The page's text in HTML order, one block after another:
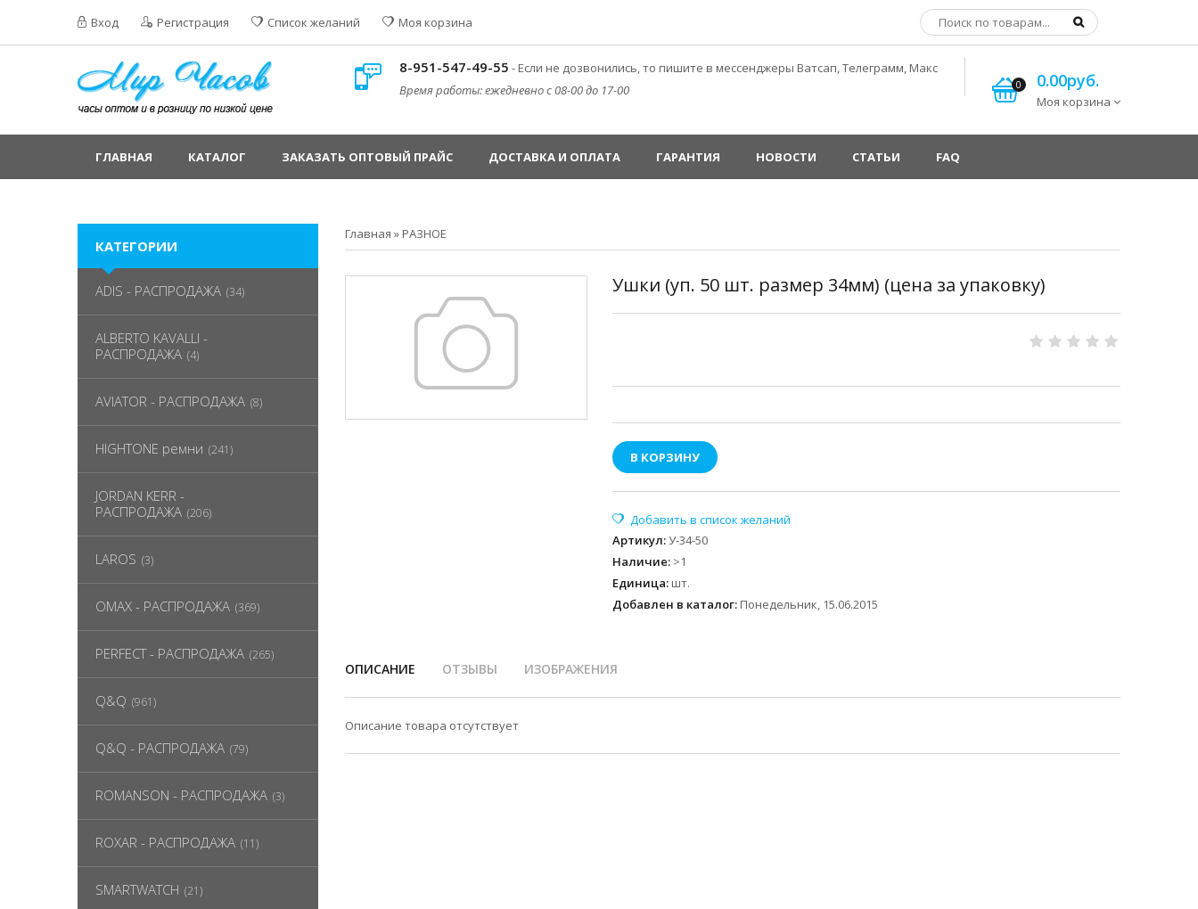
Вход Регистрация Список желаний Моя корзина
8-951-547-49-55 - Если не дозвонились, то пишите в мессенджеры Ватсап, Телеграмм, Макс
Время работы: ежедневно с 08-00 до 17-00
0 0.00руб.
Моя корзина
ГЛАВНАЯ КАТАЛОГ ЗАКАЗАТЬ ОПТОВЫЙ ПРАЙС ДОСТАВКА И ОПЛАТА ГАРАНТИЯ НОВОСТИ СТАТЬИ FAQ
Главная » РАЗНОЕ
Ушки (уп. 50 шт. размер 34мм) (цена за упаковку)
В КОРЗИНУ
Артикул:У-34-50
Наличие: >1
Единица: шт.
Добавлен в каталог: Понедельник, 15.06.2015
ОПИСАНИЕ ОТЗЫВЫ ИЗОБРАЖЕНИЯ
Описание товара отсутствует
КАТЕГОРИИ
ADIS - РАСПРОДАЖА (34)
ALBERTO KAVALLI -
РАСПРОДАЖА (4)
AVIATOR - РАСПРОДАЖА (8)
HIGHTONE ремни (241)
JORDAN KERR -
РАСПРОДАЖА (206)
LAROS (3)
OMAX - РАСПРОДАЖА (369)
PERFECT - РАСПРОДАЖА (265)
Q&Q (961)
Q&Q - РАСПРОДАЖА (79)
ROMANSON - РАСПРОДАЖА (3)
ROXAR - РАСПРОДАЖА (11)
SMARTWATCH (21)